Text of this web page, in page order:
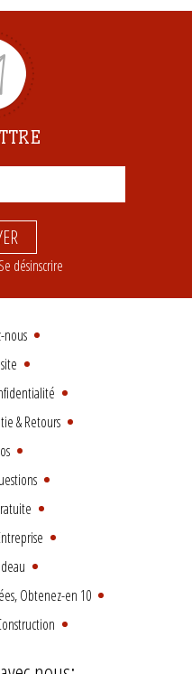
Se désinscrire
nous
& Retours
Obtenez-en 10